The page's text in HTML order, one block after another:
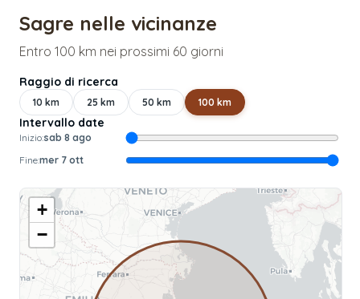
Sagre nelle vicinanze
Entro 100 km nei prossimi 60 giorni
Raggio di ricerca
10 km 25 km 50 km 100 km
Intervallo date
Inizio:sab 8 ago
Fine:mer 7 ott
+
−